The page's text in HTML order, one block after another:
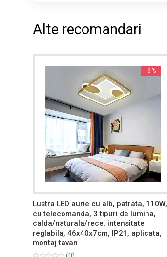
Alte recomandari
-6%
Lustra LED aurie cu alb, patrata, 110W,
cu telecomanda, 3 tipuri de lumina,
calda/naturala/rece, intensitate
reglabila, 46x40x7cm, IP21, aplicata,
montaj tavan
(0)